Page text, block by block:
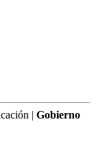
| Gobierno